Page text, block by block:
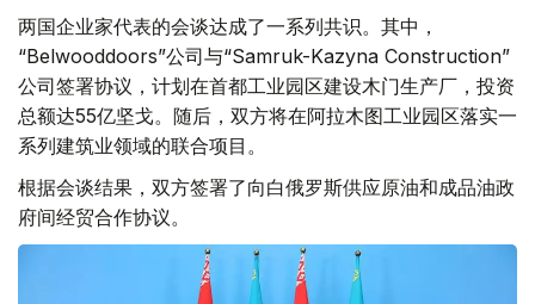
两国企业家代表的会谈达成了一系列共识。其中，
“Belwooddoors”公司与“Samruk-Kazyna Construction”
公司签署协议，计划在首都工业园区建设木门生产厂，投资
总额达55亿坚戈。随后，双方将在阿拉木图工业园区落实一
系列建筑业领域的联合项目。
根据会谈结果，双方签署了向白俄罗斯供应原油和成品油政
府间经贸合作协议。